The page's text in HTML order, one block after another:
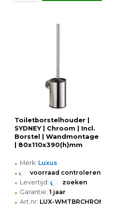
Toiletborstelhouder |
SYDNEY | Chroom | Incl.
Borstel | Wandmontage
| 80x110x390(h)mm
• Merk: Luxus
• voorraad controleren
• Levertijd: zoeken
• Garantie: 1 jaar
• Art.nr: LUX-WMTBRCHROME